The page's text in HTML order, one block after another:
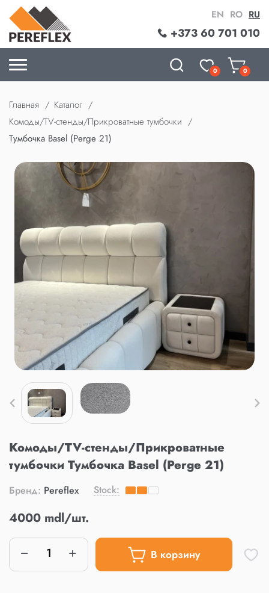
+373 60 701 010
EN RO RU
0 0
Главная
Каталог
Комоды/TV-стенды/Прикроватные тумбочки
Тумбочка Basel (Perge 21)
Комоды/TV-стенды/Прикроватные
тумбочки Тумбочка Basel (Perge 21)
Бренд: Pereflex Stock:
4000 mdl/шт.
В корзину